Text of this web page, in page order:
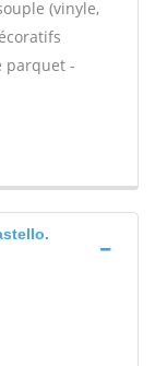
(vinyle,
parquet -